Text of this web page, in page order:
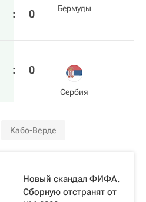
: 0 Бермуды
: 0
Сербия
Кабо-Верде
Новый скандал ФИФА.
Сборную отстранят от